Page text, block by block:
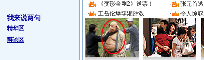
我来说两句
精华区
辩论区
·
《变形金刚2》送票！ ·
张元首
·
王岳伦爆李湘胎教 · 令人惊